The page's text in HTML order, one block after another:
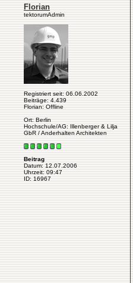
Florian
tektorumAdmin
Registriert seit: 06.06.2002
Beiträge: 4.439
Florian: Offline
Ort: Berlin
Hochschule/AG: Illenberger & Lilja
GbR / Anderhalten Architekten
Beitrag
Datum: 12.07.2006
Uhrzeit: 09:47
ID: 16967